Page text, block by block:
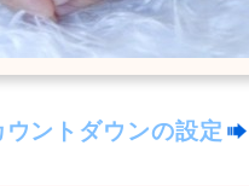
ントダウンの設定